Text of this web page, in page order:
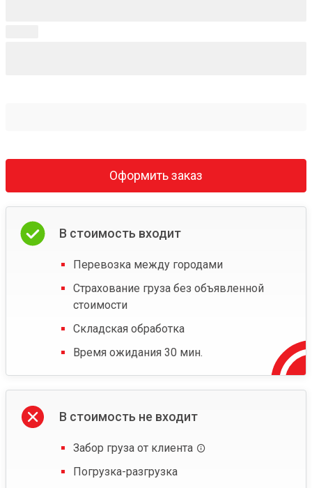
Оформить заказ
В стоимость входит
Перевозка между городами
Страхование груза без объявленной
стоимости
Складская обработка
Время ожидания 30 мин.
В стоимость не входит
Забор груза от клиента
Погрузка-разгрузка